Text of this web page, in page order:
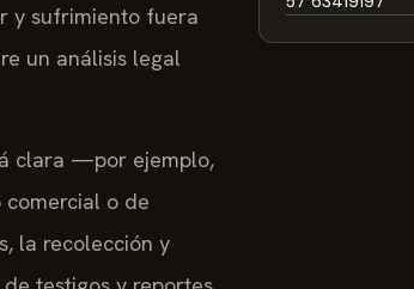
y sufrimiento fuera
un análisis legal
clara —por ejemplo,
o de
la recolección y